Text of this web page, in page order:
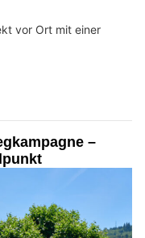
vor Ort mit einer
–